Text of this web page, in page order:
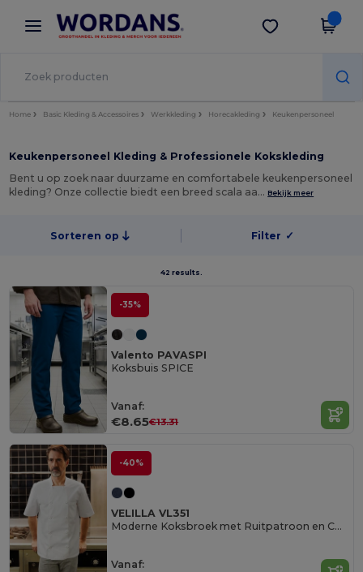
× Wordans-app
Betere prijzen in de app!
Download app
Home Basic Kleding & Accessoires Werkkleding Horecakleding Keukenpersoneel
Keukenpersoneel Kleding & Professionele Kokskleding
Bent u op zoek naar duurzame en comfortabele keukenpersoneel
kleding? Onze collectie biedt een breed scala aa… Bekijk meer
Sorteren op Filter ✓
42 results.
-35%
Valento PAVASPI
Koksbuis SPICE
Vanaf:
€8.65€13.31
-40%
VELILLA VL351
Moderne Koksbroek met Ruitpatroon en Comfort
Vanaf: